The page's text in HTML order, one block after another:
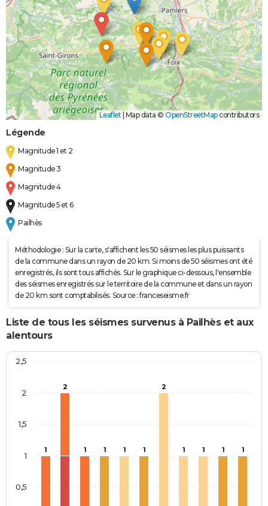
Leaflet | Map data © OpenStreetMapcontributors
Légende
Magnitude 1 et 2
Magnitude 3
Magnitude 4
Magnitude 5 et 6
Pailhès
Méthodologie : Sur la carte, s'affichent les 50 séismes les plus puissants
de la commune dans un rayon de 20 km. Si moins de 50 séismes ont été
enregistrés, ils sont tous affichés. Sur le graphique ci-dessous, l'ensemble
des séismes enregistrés sur le territoire de la commune et dans un rayon
de 20 km sont comptabilisés. Source : franceseisme.fr
Liste de tous les séismes survenus à Pailhès et aux
alentours
1
2
1 1 1 1
2
1 1 1 1
0,5
1
1,5
2
2,5